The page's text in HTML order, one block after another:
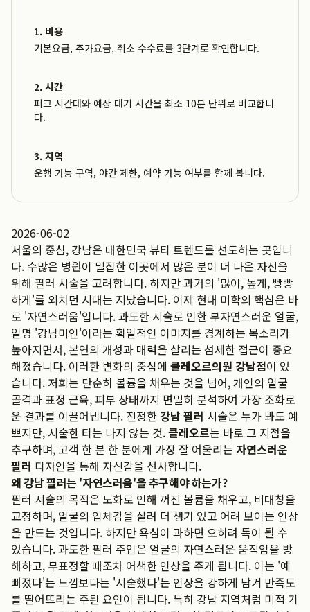
1. 비용
기본요금, 추가요금, 취소 수수료를 3단계로 확인합니다.
2. 시간
피크 시간대와 예상 대기 시간을 최소 10분 단위로 비교합니
다.
3. 지역
운행 가능 구역, 야간 제한, 예약 가능 여부를 함께 봅니다.
2026-06-02
서울의 중심, 강남은 대한민국 뷰티 트렌드를 선도하는 곳입니
다. 수많은 병원이 밀집한 이곳에서 많은 분이 더 나은 자신을
위해 필러 시술을 고려합니다. 하지만 과거의 '많이, 높게, 빵빵
하게'를 외치던 시대는 지났습니다. 이제 현대 미학의 핵심은 바
로 '자연스러움'입니다. 과도한 시술로 인한 부자연스러운 얼굴,
일명 '강남미인'이라는 획일적인 이미지를 경계하는 목소리가
높아지면서, 본연의 개성과 매력을 살리는 섬세한 접근이 중요
해졌습니다. 이러한 변화의 중심에 클레오르의원 강남점이 있
습니다. 저희는 단순히 볼륨을 채우는 것을 넘어, 개인의 얼굴
골격과 표정 근육, 피부 상태까지 면밀히 분석하여 가장 조화로
운 결과를 이끌어냅니다. 진정한강남 필러 시술은 누가 봐도 예
쁘지만, 시술한 티는 나지 않는 것.클레오르는 바로 그 지점을
추구하며, 고객 한 분 한 분에게 가장 잘 어울리는 자연스러운
필러 디자인을 통해 자신감을 선사합니다.
왜 강남 필러는 '자연스러움'을 추구해야 하는가?
필러 시술의 목적은 노화로 인해 꺼진 볼륨을 채우고, 비대칭을
교정하며, 얼굴의 입체감을 살려 더 생기 있고 어려 보이는 인상
을 만드는 것입니다. 하지만 욕심이 과하면 오히려 독이 될 수
있습니다. 과도한 필러 주입은 얼굴의 자연스러운 움직임을 방
해하고, 무표정할 때조차 어색한 인상을 주게 됩니다. 이는 '예
뻐졌다'는 느낌보다는 '시술했다'는 인상을 강하게 남겨 만족도
를 떨어뜨리는 주된 요인이 됩니다. 특히 강남 지역처럼 미적 기